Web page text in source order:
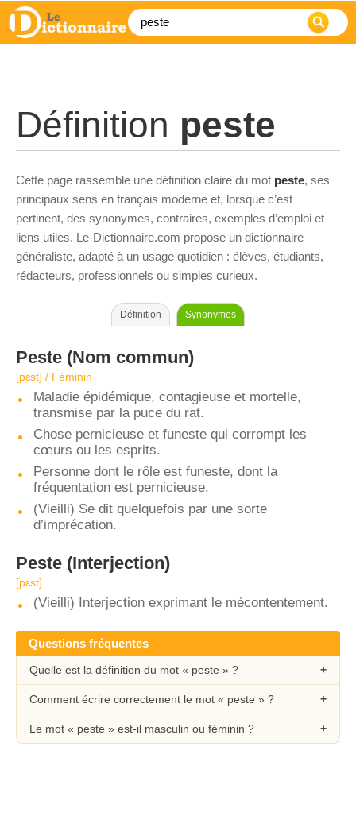
Définition peste
Cette page rassemble une définition claire du mot peste, ses
principaux sens en français moderne et, lorsque c’est
pertinent, des synonymes, contraires, exemples d’emploi et
liens utiles. Le-Dictionnaire.com propose un dictionnaire
généraliste, adapté à un usage quotidien : élèves, étudiants,
rédacteurs, professionnels ou simples curieux.
Définition Synonymes
Peste (Nom commun)
[pɛst] / Féminin
Maladie épidémique, contagieuse et mortelle,
transmise par la puce du rat.
Chose pernicieuse et funeste qui corrompt les
cœurs ou les esprits.
Personne dont le rôle est funeste, dont la
fréquentation est pernicieuse.
(Vieilli) Se dit quelquefois par une sorte
d’imprécation.
Peste (Interjection)
[pɛst]
(Vieilli) Interjection exprimant le mécontentement.
Questions fréquentes
Quelle est la définition du mot « peste » ?
Comment écrire correctement le mot « peste » ?
Le mot « peste » est-il masculin ou féminin ?